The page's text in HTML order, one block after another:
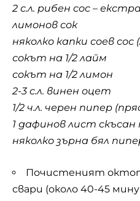
2 с.л. рибен сос –
лимонов сок
няколко капки соев сос
сокът на 1/2 лайм
сокът на 1/2 лимон
2-3 с.л. винен оцет
1/2 ч.л. черен пипер
1 дафинов лист скъсан
няколко зърна бял
Почистеният
свари (около 40-45